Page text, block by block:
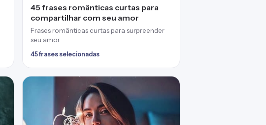
45 frases românticas curtas para
compartilhar com seu amor
Frases românticas curtas para surpreender
seu amor
45 frases selecionadas